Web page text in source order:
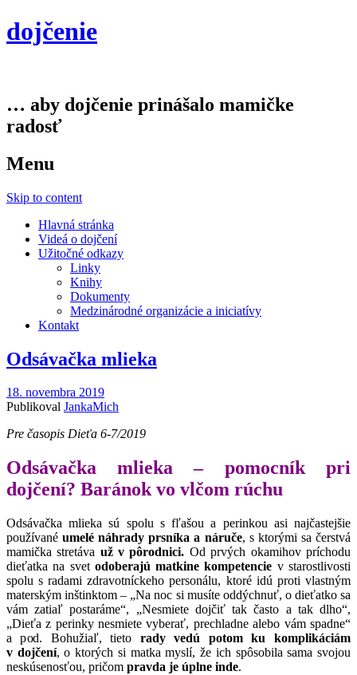
dojčenie
… aby dojčenie prinášalo mamičke
radosť
Menu
Skip to content
Hlavná stránka
Videá o dojčení
Užitočné odkazy
Linky
Knihy
Dokumenty
Medzinárodné organizácie a iniciatívy
Kontakt
Odsávačka mlieka
18. novembra 2019
Publikoval JankaMich
Pre časopis Dieťa 6-7/2019
Odsávačka mlieka – pomocník pri
dojčení? Baránok vo vlčom rúchu
Odsávačka mlieka sú spolu s fľašou a perinkou asi najčastejšie
používané umelé náhrady prsníka a náruče, s ktorými sa čerstvá
mamička stretáva už v pôrodnici. Od prvých okamihov príchodu
dieťatka na svet odoberajú matkine kompetencie v starostlivosti
spolu s radami zdravotníckeho personálu, ktoré idú proti vlastným
materským inštinktom – „Na noc si musíte oddýchnuť, o dieťatko sa
vám zatiaľ postaráme“, „Nesmiete dojčiť tak často a tak dlho“,
„Dieťa z perinky nesmiete vyberať, prechladne alebo vám spadne“
a pod. Bohužiaľ, tieto rady vedú potom ku komplikáciám
v dojčení, o ktorých si matka myslí, že ich spôsobila sama svojou
neskúsenosťou, pričom pravda je úplne inde.